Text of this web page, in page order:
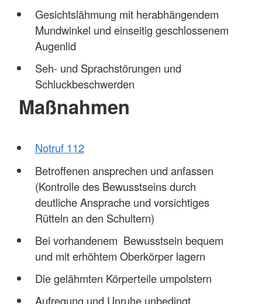
Gesichtslähmung mit herabhängendem
Mundwinkel und einseitig geschlossenem
Augenlid
Seh- und Sprachstörungen und
Schluckbeschwerden
Maßnahmen
Notruf 112
Betroffenen ansprechen und anfassen
(Kontrolle des Bewusstseins durch
deutliche Ansprache und vorsichtiges
Rütteln an den Schultern)
Bei vorhandenem Bewusstsein bequem
und mit erhöhtem Oberkörper lagern
Die gelähmten Körperteile umpolstern
Aufregung und Unruhe unbedingt